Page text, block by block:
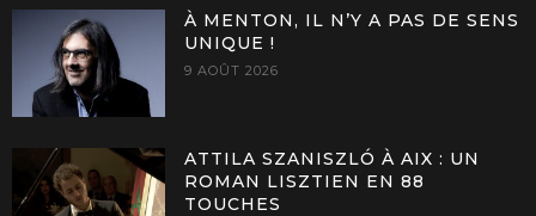
À MENTON, IL N’Y A PAS DE SENS
UNIQUE !
9 AOÛT 2026
ATTILA SZANISZLÓ À AIX : UN
ROMAN LISZTIEN EN 88
TOUCHES